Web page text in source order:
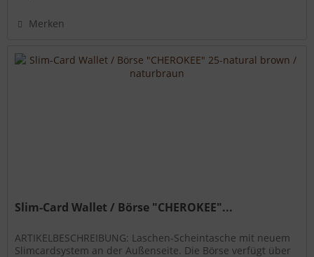
Merken
Slim-Card Wallet / Börse "CHEROKEE"...
ARTIKELBESCHREIBUNG: Laschen-Scheintasche mit neuem
Slimcardsystem an der Außenseite. Die Börse verfügt über